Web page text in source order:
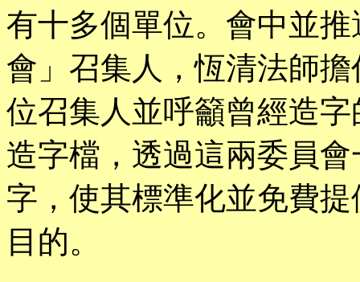
有十多個單位。會中並
會」召集人，恆清法師
位召集人並呼籲曾經造
造字檔，透過這兩委員
字，使其標準化並免費
目的。